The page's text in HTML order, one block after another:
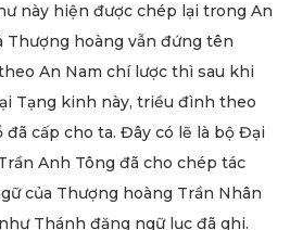
này hiện được chép lại trong An
Thượng hoàng vẫn đứng tên
An Nam chí lược thì sau khi
Tạng kinh này, triều đình theo
cấp cho ta. Đây có lẽ là bộ Đại
Anh Tông đã cho chép tác
của Thượng hoàng Trần Nhân
Thánh đăng ngữ lục đã ghi.